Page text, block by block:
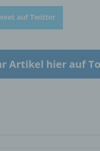
auf Twitter
Artikel hier auf
das Auslesen, das